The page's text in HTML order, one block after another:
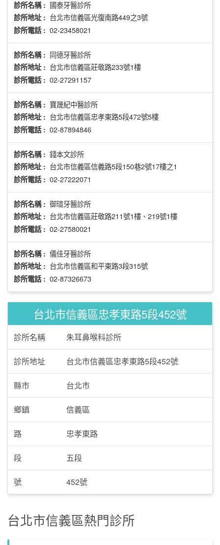
診所名稱 : 國泰牙醫診所
診所地址 : 台北市信義區光復南路449之3號
診所電話 : 02-23458021
診所名稱 : 同德牙醫診所
診所地址 : 台北市信義區莊敬路233號1樓
診所電話 : 02-27291157
診所名稱 : 寶晟紀中醫診所
診所地址 : 台北市信義區忠孝東路5段472號5樓
診所電話 : 02-87894846
診所名稱 : 錢本文診所
診所地址 : 台北市信義區信義路5段150巷2號17樓之1
診所電話 : 02-27222071
診所名稱 : 御瑄牙醫診所
診所地址 : 台北市信義區莊敬路211號1樓、219號1樓
診所電話 : 02-27580021
診所名稱 : 儀佳牙醫診所
診所地址 : 台北市信義區和平東路3段315號
診所電話 : 02-87326673
台北市信義區忠孝東路5段452號
診所名稱 朱耳鼻喉科診所
診所地址 台北市信義區忠孝東路5段452號
縣市 台北市
鄉鎮 信義區
路 忠孝東路
段 五段
號 452號
台北市信義區熱門診所